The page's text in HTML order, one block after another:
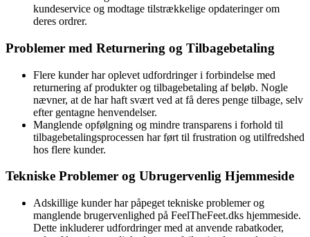
kundeservice og modtage tilstrækkelige opdateringer om
deres ordrer.
Problemer med Returnering og Tilbagebetaling
Flere kunder har oplevet udfordringer i forbindelse med
returnering af produkter og tilbagebetaling af beløb. Nogle
nævner, at de har haft svært ved at få deres penge tilbage, selv
efter gentagne henvendelser.
Manglende opfølgning og mindre transparens i forhold til
tilbagebetalingsprocessen har ført til frustration og utilfredshed
hos flere kunder.
Tekniske Problemer og Ubrugervenlig Hjemmeside
Adskillige kunder har påpeget tekniske problemer og
manglende brugervenlighed på FeelTheFeet.dks hjemmeside.
Dette inkluderer udfordringer med at anvende rabatkoder,